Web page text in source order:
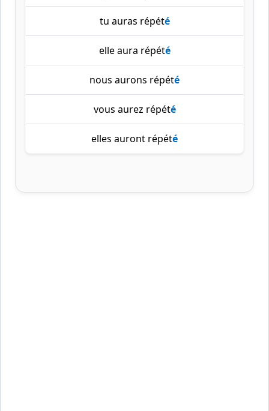
tu auras répété
elle aura répété
nous aurons répété
vous aurez répété
elles auront répété